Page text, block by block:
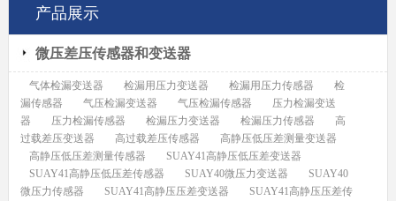
产品展示
微压差压传感器和变送器
气体检漏变送器 检漏用压力变送器 检漏用压力传感器
检
漏传感器
气压检漏变送器 气压检漏传感器
压力检漏变送
器
压力检漏传感器 检漏压力变送器 检漏压力传感器
高
过载差压变送器
高过载差压传感器
高静压低压差测量变送器
高静压低压差测量传感器
SUAY41高静压低压差变送器
SUAY41高静压低压差传感器
SUAY40微压力变送器
SUAY40
微压力传感器
SUAY41高静压压差变送器
SUAY41高静压压差传